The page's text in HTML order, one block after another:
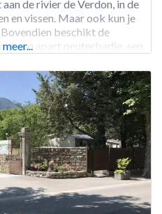
de rivier de Verdon, in de
en vissen. Maar ook kun je
beschikt de
een apart peuterbadje, een